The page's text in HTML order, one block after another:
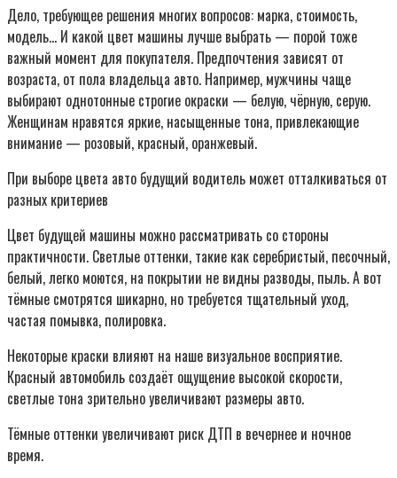
Дело, требующее решения многих вопросов: марка, стоимость,
модель… И какой цвет машины лучше выбрать — порой тоже
важный момент для покупателя. Предпочтения зависят от
возраста, от пола владельца авто. Например, мужчины чаще
выбирают однотонные строгие окраски — белую, чёрную, серую.
Женщинам нравятся яркие, насыщенные тона, привлекающие
внимание — розовый, красный, оранжевый.
При выборе цвета авто будущий водитель может отталкиваться от
разных критериев
Цвет будущей машины можно рассматривать со стороны
практичности. Светлые оттенки, такие как серебристый, песочный,
белый, легко моются, на покрытии не видны разводы, пыль. А вот
тёмные смотрятся шикарно, но требуется тщательный уход,
частая помывка, полировка.
Некоторые краски влияют на наше визуальное восприятие.
Красный автомобиль создаёт ощущение высокой скорости,
светлые тона зрительно увеличивают размеры авто.
Тёмные оттенки увеличивают риск ДТП в вечернее и ночное
время.